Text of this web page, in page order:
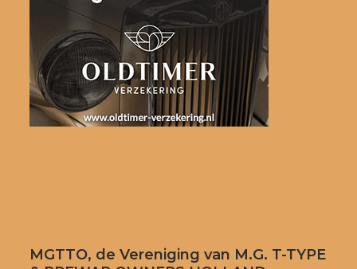
MGTTO, de Vereniging van M.G. T-TYPE